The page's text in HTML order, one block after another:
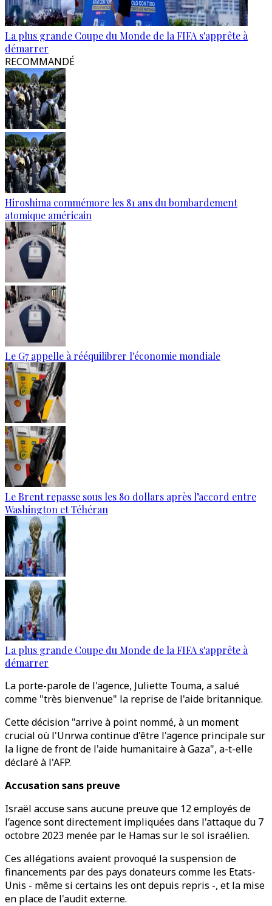
La plus grande Coupe du Monde de la FIFA s'apprête à
démarrer
RECOMMANDÉ
Hiroshima commémore les 81 ans du bombardement
atomique américain
Le G7 appelle à rééquilibrer l'économie mondiale
Le Brent repasse sous les 80 dollars après l’accord entre
Washington et Téhéran
La plus grande Coupe du Monde de la FIFA s'apprête à
démarrer
La porte-parole de l'agence, Juliette Touma, a salué
comme "très bienvenue" la reprise de l'aide britannique.
Cette décision "arrive à point nommé, à un moment
crucial où l'Unrwa continue d'être l'agence principale sur
la ligne de front de l'aide humanitaire à Gaza", a-t-elle
déclaré à l'AFP.
Accusation sans preuve
Israël accuse sans aucune preuve que 12 employés de
l’agence sont directement impliquées dans l'attaque du 7
octobre 2023 menée par le Hamas sur le sol israélien.
Ces allégations avaient provoqué la suspension de
financements par des pays donateurs comme les Etats-
Unis - même si certains les ont depuis repris -, et la mise
en place de l'audit externe.